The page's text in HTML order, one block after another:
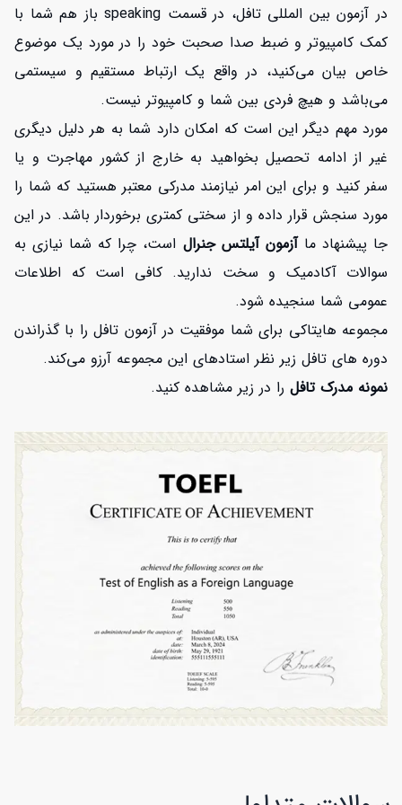
در آزمون بین المللی تافل، در قسمت speaking باز هم شما با
کمک کامپیوتر و ضبط صدا صحبت خود را در مورد یک موضوع
خاص بیان می‌کنید، در واقع یک ارتباط مستقیم و سیستمی
می‌باشد و هیچ فردی بین شما و کامپیوتر نیست.
مورد مهم دیگر این است که امکان دارد شما به هر دلیل دیگری
غیر از ادامه تحصیل بخواهید به خارج از کشور مهاجرت و یا
سفر کنید و برای این امر نیازمند مدرکی معتبر هستید که شما را
مورد سنجش قرار داده و از سختی کمتری برخوردار باشد. در این
جا پیشنهاد ماآزمون آیلتس جنرال است، چرا که شما نیازی به
سوالات آکادمیک و سخت ندارید. کافی است که اطلاعات
عمومی شما سنجیده شود.
مجموعه هایتاکی برای شما موفقیت در آزمون تافل را با گذراندن
دوره های تافل زیر نظر استادهای این مجموعه آرزو می‌کند.
نمونه مدرک تافل را در زیر مشاهده کنید.